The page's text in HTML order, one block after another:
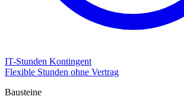
IT-Stunden Kontingent
Flexible Stunden ohne Vertrag
Bausteine